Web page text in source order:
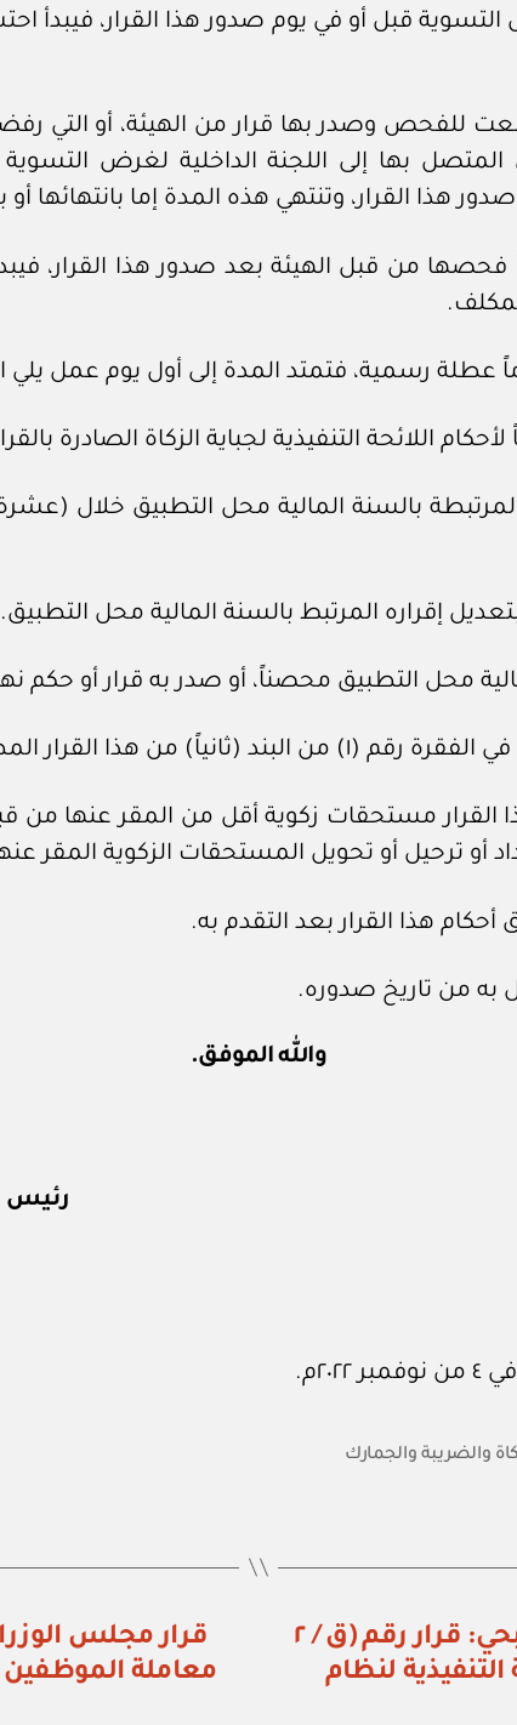
التسوية قبل أو في يوم صدور هذا القرار، فيبدأ
للفحص وصدر بها قرار من الهيئة، أو التي
بها إلى اللجنة الداخلية لغرض
هذا القرار، وتنتهي هذه المدة إما بانتهائها أو
فحصها من قبل الهيئة بعد صدور هذا القرار،
عطلة رسمية، فتمتد المدة إلى أول يوم عمل
بالسنة المالية محل التطبيق خلال
القرار المطالبة بتطبيقه.
القرار مستحقات زكوية أقل من المقر عنها من
ترحيل أو تحويل المستحقات الزكوية المقر
هذا القرار بعد التقدم به.
به من تاريخ صدوره.
والله الموفق.
رئيس
والضريبة والجمارك
المركز الوطني لتنمية القطاع غير الربحي: قرار رقم (ق / ٢
التنفيذية لنظام
معاملة